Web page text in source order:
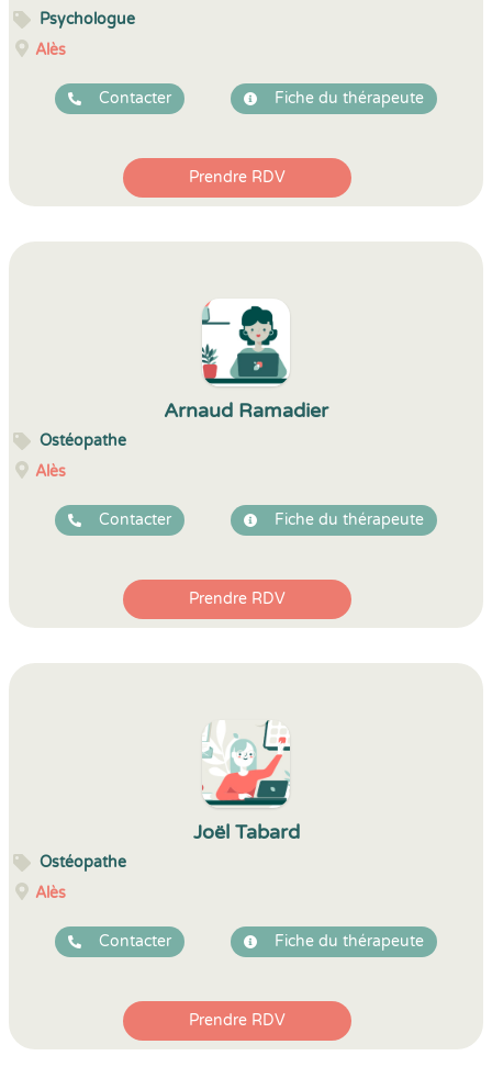
Psychologue
Alès
Contacter Fiche du thérapeute
Prendre RDV
Arnaud Ramadier
Ostéopathe
Alès
Contacter Fiche du thérapeute
Prendre RDV
Joël Tabard
Ostéopathe
Alès
Contacter Fiche du thérapeute
Prendre RDV